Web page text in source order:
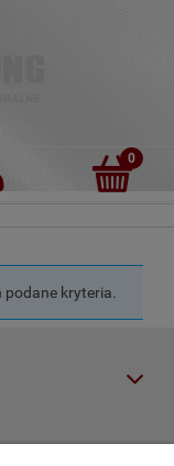
podane kryteria.